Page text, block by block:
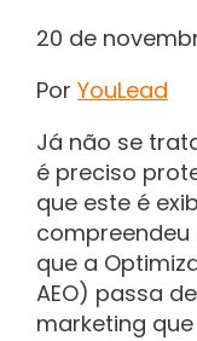
20 de
Por YouLead
Já não se
é preciso
que este é
compreendeu
que a
AEO) passa
marketing